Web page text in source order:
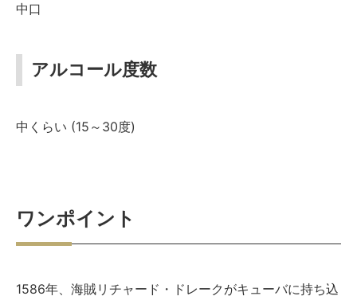
中口
アルコール度数
中くらい (15～30度)
ワンポイント
1586年、海賊リチャード・ドレークがキューバに持ち込